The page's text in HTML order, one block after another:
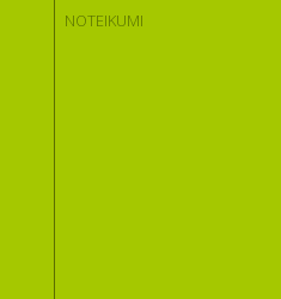
NOTEIKUMI